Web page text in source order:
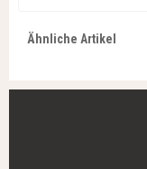
Ähnliche Artikel